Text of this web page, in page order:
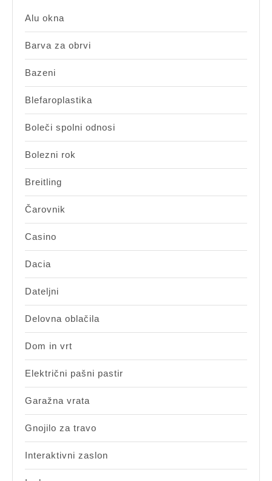
Alu okna
Barva za obrvi
Bazeni
Blefaroplastika
Boleči spolni odnosi
Bolezni rok
Breitling
Čarovnik
Casino
Dacia
Dateljni
Delovna oblačila
Dom in vrt
Električni pašni pastir
Garažna vrata
Gnojilo za travo
Interaktivni zaslon